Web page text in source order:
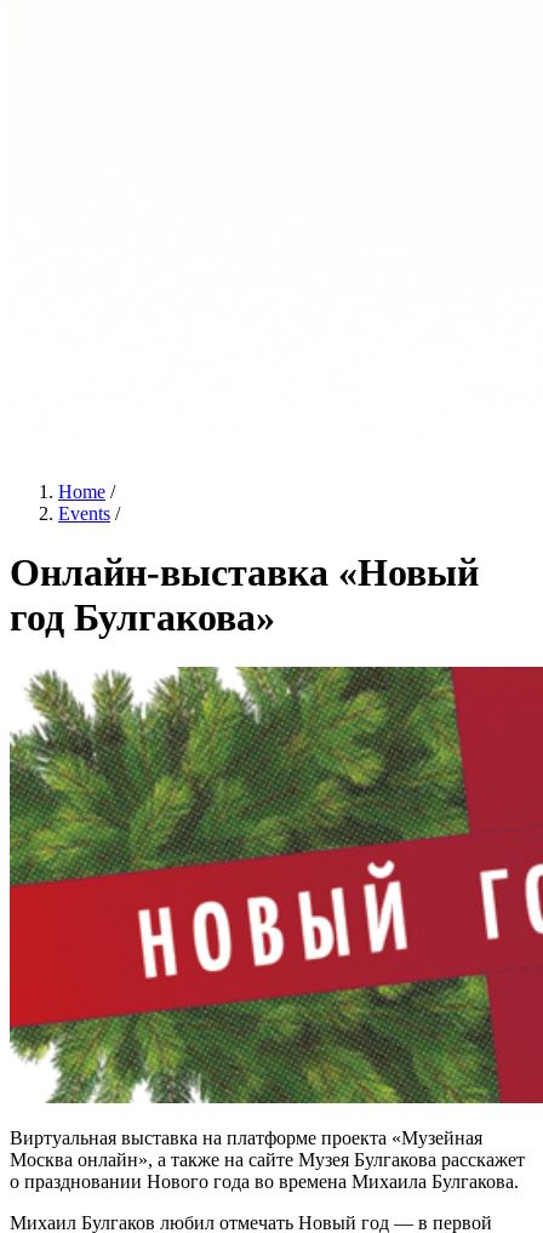
Home /
Events /
Онлайн‑выставка «Новый
год Булгакова»
Виртуальная выставка на платформе проекта «Музейная
Москва онлайн», а также на сайте Музея Булгакова расскажет
о праздновании Нового года во времена Михаила Булгакова.
Михаил Булгаков любил отмечать Новый год — в первой